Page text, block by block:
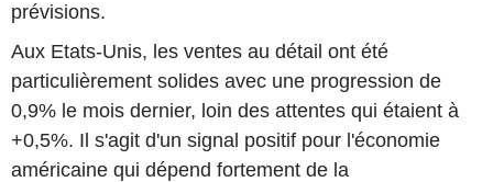
prévisions.
Aux Etats-Unis, les ventes au détail ont été
particulièrement solides avec une progression de
0,9% le mois dernier, loin des attentes qui étaient à
+0,5%. Il s'agit d'un signal positif pour l'économie
américaine qui dépend fortement de la